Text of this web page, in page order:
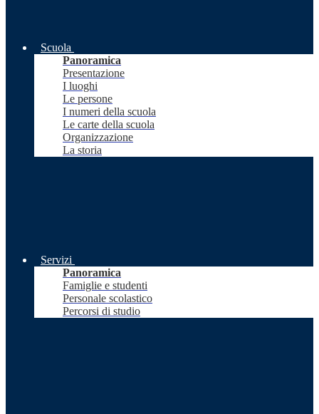
Scuola
Panoramica
Presentazione
I luoghi
Le persone
I numeri della scuola
Le carte della scuola
Organizzazione
La storia
Servizi
Panoramica
Famiglie e studenti
Personale scolastico
Percorsi di studio